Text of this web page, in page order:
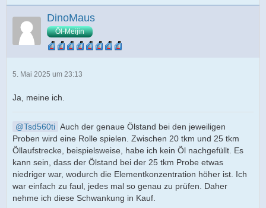
DinoMaus
Öl-Meijin
5. Mai 2025 um 23:13
Ja, meine ich.
Tsd560ti Auch der genaue Ölstand bei den jeweiligen
Proben wird eine Rolle spielen. Zwischen 20 tkm und 25 tkm
Öllaufstrecke, beispielsweise, habe ich kein Öl nachgefüllt. Es
kann sein, dass der Ölstand bei der 25 tkm Probe etwas
niedriger war, wodurch die Elementkonzentration höher ist. Ich
war einfach zu faul, jedes mal so genau zu prüfen. Daher
nehme ich diese Schwankung in Kauf.